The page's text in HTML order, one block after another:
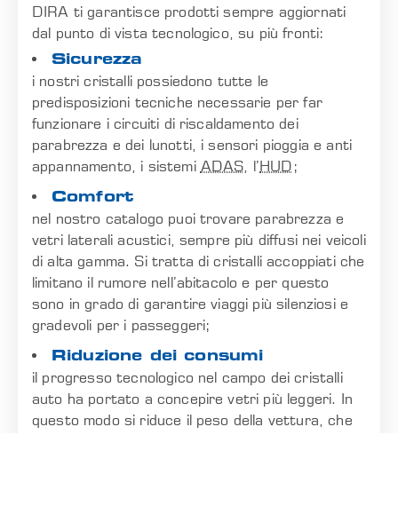
DIRA ti garantisce prodotti sempre aggiornati
dal punto di vista tecnologico, su più fronti:
Sicurezza
i nostri cristalli possiedono tutte le
predisposizioni tecniche necessarie per far
funzionare i circuiti di riscaldamento dei
parabrezza e dei lunotti, i sensori pioggia e anti
appannamento, i sistemi ADAS , l’HUD ;
Comfort
nel nostro catalogo puoi trovare parabrezza e
vetri laterali acustici, sempre più diffusi nei veicoli
di alta gamma. Si tratta di cristalli accoppiati che
limitano il rumore nell’abitacolo e per questo
sono in grado di garantire viaggi più silenziosi e
gradevoli per i passeggeri;
Riduzione dei consumi
il progresso tecnologico nel campo dei cristalli
auto ha portato a concepire vetri più leggeri. In
questo modo si riduce il peso della vettura, che